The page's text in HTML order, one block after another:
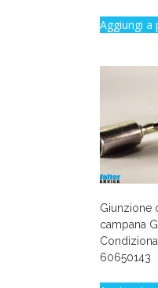
Aggiungi a
Giunzione
campana
60650143